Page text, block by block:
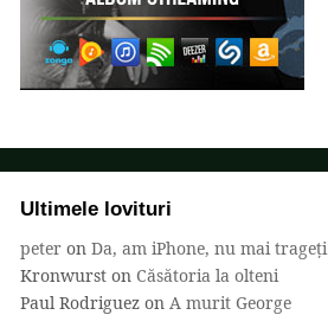
Ultimele lovituri
peter on Da, am iPhone, nu mai trageți
Kronwurst on Căsătoria la olteni
Paul Rodriguez on A murit George